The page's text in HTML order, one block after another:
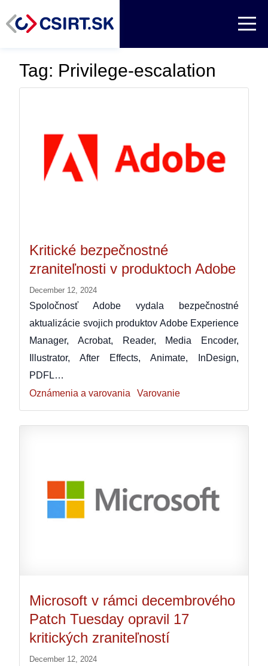
Tag: Privilege-escalation
Kritické bezpečnostné
zraniteľnosti v produktoch Adobe
December 12, 2024
Spoločnosť Adobe vydala bezpečnostné
aktualizácie svojich produktov Adobe Experience
Manager, Acrobat, Reader, Media Encoder,
Illustrator, After Effects, Animate, InDesign,
PDFL…
Oznámenia a varovania
Varovanie
Microsoft v rámci decembrového
Patch Tuesday opravil 17
kritických zraniteľností
December 12, 2024